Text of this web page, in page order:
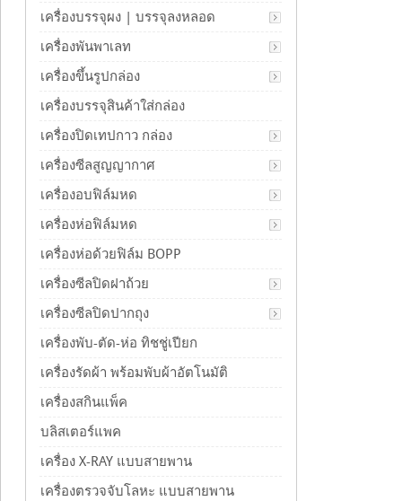
เครื่องบรรจุผง | บรรจุลงหลอด
เครื่องพันพาเลท
เครื่องขึ้นรูปกล่อง
เครื่องบรรจุสินค้าใส่กล่อง
เครื่องปิดเทปกาว กล่อง
เครื่องซีลสูญญากาศ
เครื่องอบฟิล์มหด
เครื่องห่อฟิล์มหด
เครื่องห่อด้วยฟิล์ม BOPP
เครื่องซีลปิดฝาถ้วย
เครื่องซีลปิดปากถุง
เครื่องพับ-ตัด-ห่อ ทิชชู่เปียก
เครื่องรัดผ้า พร้อมพับผ้าอัตโนมัติ
เครื่องสกินแพ็ค
บลิสเตอร์แพค
เครื่อง X-RAY แบบสายพาน
เครื่องตรวจจับโลหะ แบบสายพาน